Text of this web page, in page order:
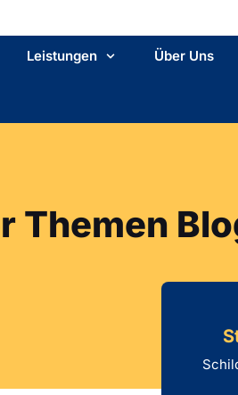
Leistungen Über Uns
Themen